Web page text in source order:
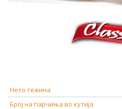
Нето тежина
Број на парчиња во кутија